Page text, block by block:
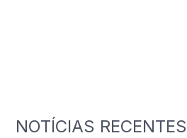
NOTÍCIAS RECENTES